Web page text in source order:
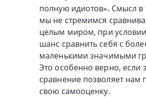
полную идиотов». Смысл в
мы не стремимся
целым миром, при условии
шанс сравнить себя с
маленькими значимыми
Это особенно верно, если
сравнение позволяет нам
свою самооценку.